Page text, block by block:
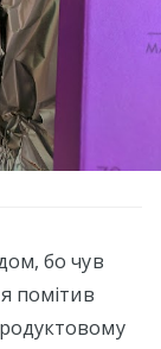
бо чув
помітив